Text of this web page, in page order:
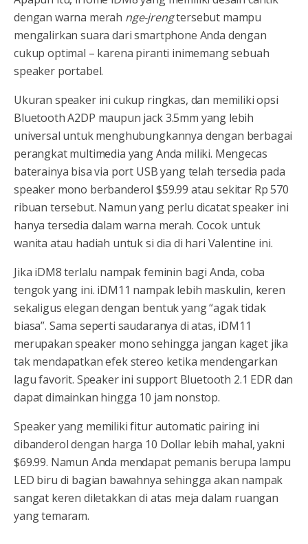
dengan warna merah nge-jrengtersebut mampu
mengalirkan suara dari smartphone Anda dengan
cukup optimal – karena piranti inimemang sebuah
speaker portabel.
Ukuran speaker ini cukup ringkas, dan memiliki opsi
Bluetooth A2DP maupun jack 3.5mm yang lebih
universal untuk menghubungkannya dengan berbagai
perangkat multimedia yang Anda miliki. Mengecas
baterainya bisa via port USB yang telah tersedia pada
speaker mono berbanderol $59.99 atau sekitar Rp 570
ribuan tersebut. Namun yang perlu dicatat speaker ini
hanya tersedia dalam warna merah. Cocok untuk
wanita atau hadiah untuk si dia di hari Valentine ini.
Jika iDM8 terlalu nampak feminin bagi Anda, coba
tengok yang ini. iDM11 nampak lebih maskulin, keren
sekaligus elegan dengan bentuk yang “agak tidak
biasa”. Sama seperti saudaranya di atas, iDM11
merupakan speaker mono sehingga jangan kaget jika
tak mendapatkan efek stereo ketika mendengarkan
lagu favorit. Speaker ini support Bluetooth 2.1 EDR dan
dapat dimainkan hingga 10 jam nonstop.
Speaker yang memiliki fitur automatic pairing ini
dibanderol dengan harga 10 Dollar lebih mahal, yakni
$69.99. Namun Anda mendapat pemanis berupa lampu
LED biru di bagian bawahnya sehingga akan nampak
sangat keren diletakkan di atas meja dalam ruangan
yang temaram.